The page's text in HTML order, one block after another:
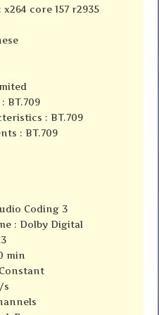
core 157 r2935
BT.709
: BT.709
: BT.709
Coding 3
: Dolby Digital
min
s